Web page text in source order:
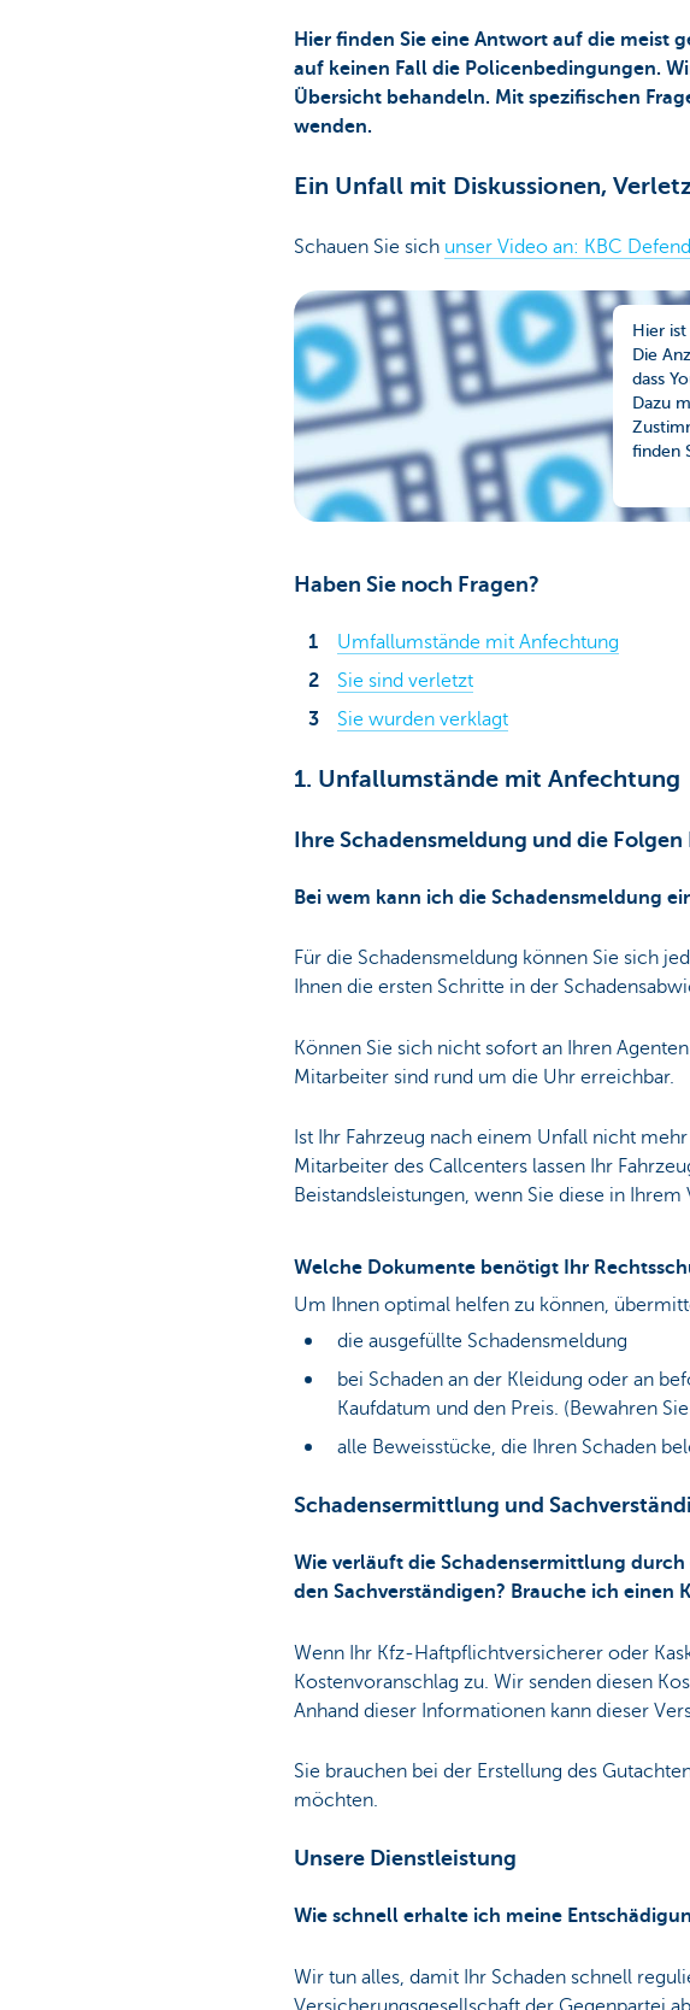
Hier finden Sie eine Antwort auf die meist
auf keinen Fall die Policenbedingungen.
Übersicht behandeln. Mit spezifischen
wenden.
Ein Unfall mit Diskussionen,
Schauen Sie sich unser Video an: KBC
Hier
Die
dass
Dazu
finden
Haben Sie noch Fragen?
Umfallumstände mit Anfechtung
Sie sind verletzt
Sie wurden verklagt
1. Unfallumstände mit Anfechtung
Ihre Schadensmeldung und die Folgen
Bei wem kann ich die Schadensmeldung
Für die Schadensmeldung können Sie sich
Ihnen die ersten Schritte in der
Können Sie sich nicht sofort an Ihren
Mitarbeiter sind rund um die Uhr erreichbar.
Ist Ihr Fahrzeug nach einem Unfall nicht
Mitarbeiter des Callcenters lassen Ihr
Beistandsleistungen, wenn Sie diese in
Welche Dokumente benötigt Ihr
Um Ihnen optimal helfen zu können,
die ausgefüllte Schadensmeldung
bei Schaden an der Kleidung oder an
Kaufdatum und den Preis. (Bewahren
alle Beweisstücke, die Ihren Schaden
Schadensermittlung und
Wie verläuft die Schadensermittlung durch
den Sachverständigen? Brauche ich einen
Wenn Ihr Kfz-Haftpflichtversicherer oder
Kostenvoranschlag zu. Wir senden diesen
Anhand dieser Informationen kann dieser
Sie brauchen bei der Erstellung des
möchten.
Unsere Dienstleistung
Wie schnell erhalte ich meine
Wir tun alles, damit Ihr Schaden schnell